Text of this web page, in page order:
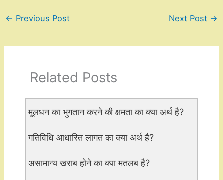
← Previous Post Next Post →
Related Posts
मूलधन का भुगतान करने की क्षमता का क्या अर्थ है?
गतिविधि आधारित लागत का क्या अर्थ है?
असामान्य खराब होने का क्या मतलब है?